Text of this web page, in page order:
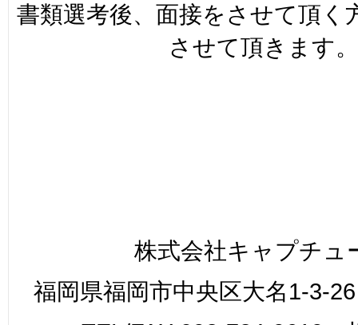
書類選考後、面接をさせて頂く
させて頂きます。
株式会社キャプチュ
福岡県福岡市中央区大名1-3-